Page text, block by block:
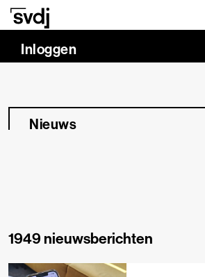
Naar hoofdinhoud
Inloggen
Nieuws
1949 nieuwsberichten